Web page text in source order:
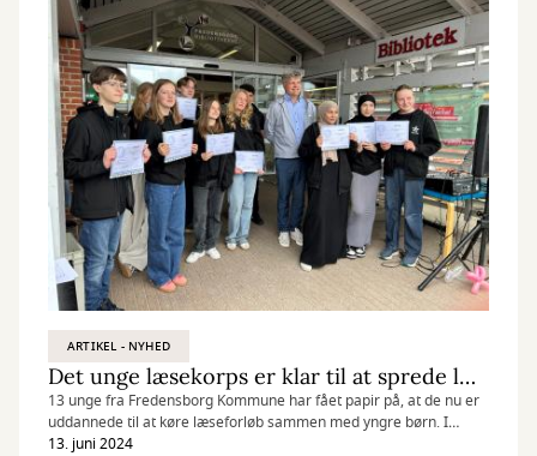
ARTIKEL - NYHED
Det unge læsekorps er klar til at sprede læseglæde for børn og unge
13 unge fra Fredensborg Kommune har fået papir på, at de nu er
uddannede til at køre læseforløb sammen med yngre børn. I
projektet ”Det unge læsekorps” skal de hjælpe med at sprede
13. juni 2024